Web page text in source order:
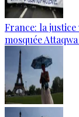
France: la
mosquée